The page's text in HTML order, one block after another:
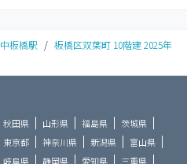
中板橋駅 / 板橋区双葉町 10階建 2025年
秋田県 山形県 福島県
茨城県
東京都 神奈川県 新潟県
富山県
岐阜県 静岡県 愛知県
三重県